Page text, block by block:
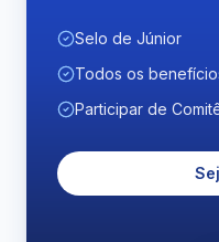
Selo de Júnior
Todos os
Participar de